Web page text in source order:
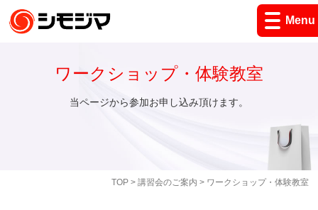
Menu
TOP> 講習会のご案内 > ワークショップ・体験教室
ワークショップ・体験教室
当ページから参加お申し込み頂けます。